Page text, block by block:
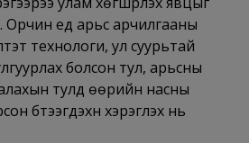
Орчин үед арьс арчилгааны
технологи, ул суурьтай
болсон тул, арьсны
тулд өөрийн насны
бүтээгдэхүүн хэрэглэх нь